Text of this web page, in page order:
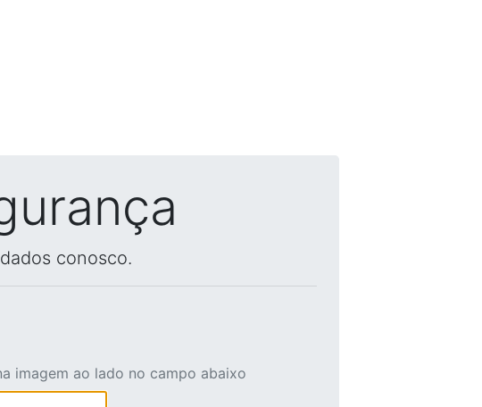
conosco.
imagem ao lado no campo abaixo